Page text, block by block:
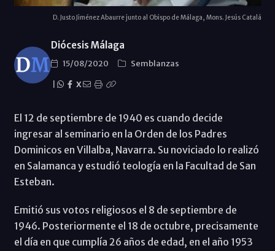
D. Justo Jiménez Abaurre junto al Obispo de Málaga, Mons. Jesús Catalá
Diócesis Málaga
15/08/2020
Semblanzas
X
El 12 de septiembre de 1940 es cuando decide
ingresar al seminario en la Orden de los Padres
Dominicos en Villalba, Navarra. Su noviciado lo realizó
en Salamanca y estudió teología en la Facultad de San
Esteban.
Emitió sus votos religiosos el 8 de septiembre de
1946. Posteriormente el 18 de octubre, precisamente
el día en que cumplía 26 años de edad, en el año 1953